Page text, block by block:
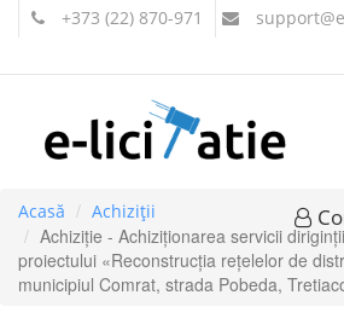
+373 (22) 870-971 support
Acasă Achiziții
Achiziție - Achiziţionarea servicii
proiectului «Reconstrucția rețelelor de
municipiul Comrat, strada Pobeda,